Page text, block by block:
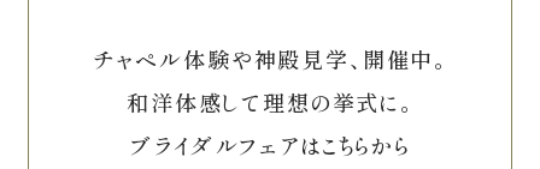
チャペル体験や神殿見学、開催中。
和洋体感して理想の挙式に。
ブライダルフェアはこちらから